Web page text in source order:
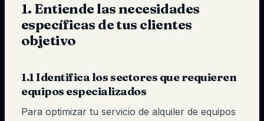
1. Entiende las necesidades
específicas de tus clientes
objetivo
1.1 Identifica los sectores que requieren
equipos especializados
Para optimizar tu servicio de alquiler de equipos